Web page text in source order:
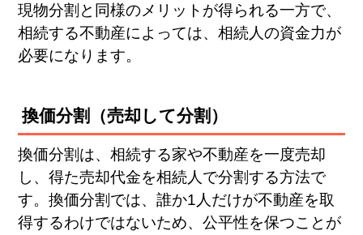
現物分割と同様のメリットが得られる一方で、
相続する不動産によっては、相続人の資金力が
必要になります。
換価分割（売却して分割）
換価分割は、相続する家や不動産を一度売却
し、得た売却代金を相続人で分割する方法で
す。換価分割では、誰か1人だけが不動産を取
得するわけではないため、公平性を保つことが